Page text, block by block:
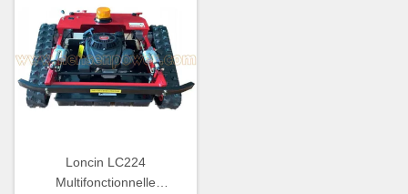
Loncin LC224
Multifonctionnelle